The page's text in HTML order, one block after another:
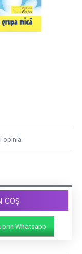
opinia
COŞ
prin Whatsapp